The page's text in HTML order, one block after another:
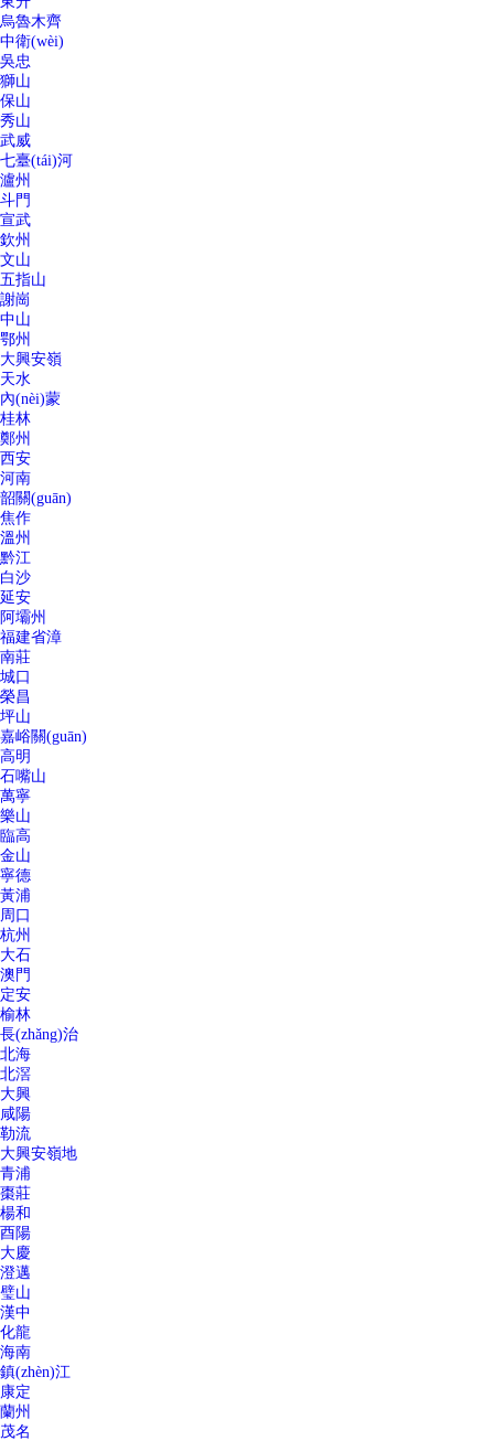
烏魯木齊
中衛(wèi)
吳忠
獅山
保山
秀山
武威
七臺(tái)河
瀘州
斗門
宣武
欽州
文山
五指山
謝崗
中山
鄂州
大興安嶺
天水
內(nèi)蒙
桂林
鄭州
西安
河南
韶關(guān)
焦作
溫州
黔江
白沙
延安
阿壩州
福建省漳
南莊
城口
榮昌
坪山
嘉峪關(guān)
高明
石嘴山
萬寧
樂山
臨高
金山
寧德
黃浦
周口
杭州
大石
澳門
定安
榆林
長(zhǎng)治
北海
北滘
大興
咸陽
勒流
大興安嶺地
青浦
棗莊
楊和
酉陽
大慶
澄邁
璧山
漢中
化龍
海南
鎮(zhèn)江
康定
蘭州
茂名